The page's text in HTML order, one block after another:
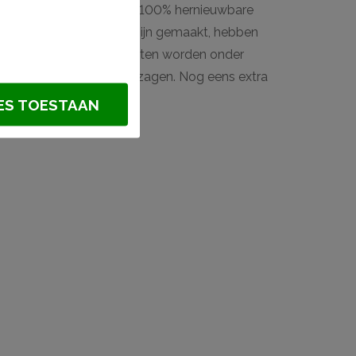
geproduceerd met 100% hernieuwbare
polymeren) zijn gemaakt, hebben
gewicht. De producten worden onder
van materiaal door zagen. Nog eens extra
TOESTAAN